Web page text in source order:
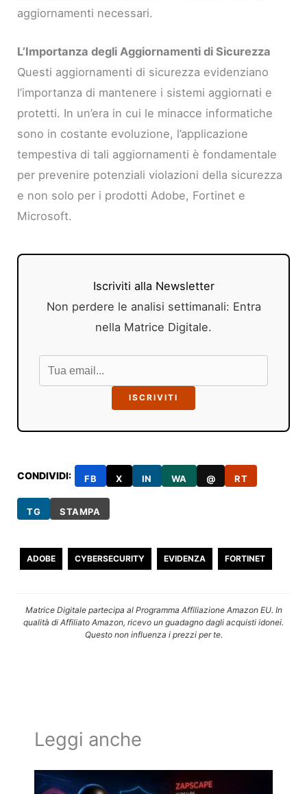
aggiornamenti necessari.
L’Importanza degli Aggiornamenti di Sicurezza
Questi aggiornamenti di sicurezza evidenziano
l’importanza di mantenere i sistemi aggiornati e
protetti. In un’era in cui le minacce informatiche
sono in costante evoluzione, l’applicazione
tempestiva di tali aggiornamenti è fondamentale
per prevenire potenziali violazioni della sicurezza
e non solo per i prodotti Adobe, Fortinet e
Microsoft.
Iscriviti alla Newsletter
Non perdere le analisi settimanali: Entra
nella Matrice Digitale.
ISCRIVITI
CONDIVIDI: FB X IN WA @ RT
TG STAMPA
ADOBE CYBERSECURITY EVIDENZA FORTINET
Matrice Digitale partecipa al Programma Affiliazione Amazon EU. In
qualità di Affiliato Amazon, ricevo un guadagno dagli acquisti idonei.
Questo non influenza i prezzi per te.
Leggi anche